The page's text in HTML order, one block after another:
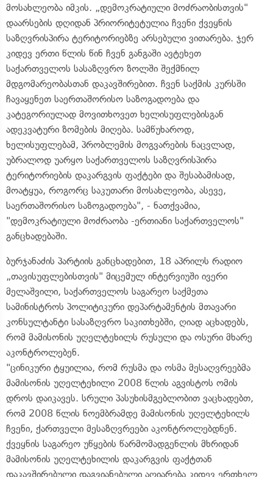
მოსახლეობა იმკის. „დემოკრატიული მოძრაობისთვის"
დაარსების დღიდან პრიორიტეტულია ჩვენი ქვეყნის
საზღვრისპირა ტერიტორიებზე არსებული ვითარება. ჯერ
კიდევ ერთი წლის წინ ჩვენ განგაში ავტეხეთ
საქართველოს სასაზღვრო ზოლში შექმნილ
მდგომარეობასთან დაკავშირებით. ჩვენ საქმის კურსში
ჩავაყენეთ საერთაშორისო საზოგადოება და
კატეგორიულად მოვითხოვეთ ხელისუფლებისგან
ადეკვატური ზომების მიღება. სამწუხაროდ,
ხელისუფლებამ, პრობლემის მოგვარების ნაცვლად,
უბრალოდ უარყო საქართველოს საზღვრისპირა
ტერიტორიების დაკარგვის ფაქტები და შესაბამისად,
მოატყუა, როგორც საკუთარი მოსახლეობა, ასევე,
საერთაშორისო საზოგადოება", - ნათქვამია,
"დემოკრატიული მოძრაობა -ერთიანი საქართველოს"
განცხადებაში.
ბურჯანაძის პარტიის განცხადებით, 18 აპრილს რადიო
„თავისუფლებისთვის" მიცემულ ინტერვიუში ივერი
მელაშვილი, საქართველოს საგარეო საქმეთა
სამინისტროს პოლიტიკური დეპარტამენტის მთავარი
კონსულტანტი სასაზღვრო საკითხებში, ღიად აცხადებს,
რომ მამისონის უღელტეხილს რუსული და ოსური მხარე
აკონტროლებენ.
"ცინიკური ტყუილია, რომ რუსმა და ოსმა მესაღვრეებმა
მამისონის უღელტეხილი 2008 წლის აგვისტოს ომის
დროს დაიკავეს. სრული პასუხისმგებლობით ვაცხადებთ,
რომ 2008 წლის ნოემბრამდე მამისონის უღელტეხილს
ჩვენი, ქართველი მესაზღვრეები აკონტროლებდნენ.
ქვეყნის საგარეო უწყების წარმომადგენლის მხრიდან
მამისონის უღელტეხილის დაკარგვის ფაქტთან
დაკავშირებული დაგვიანებული აღიარება კიდევ ერთხელ